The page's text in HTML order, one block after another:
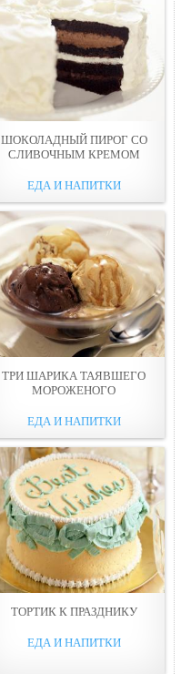
ШОКОЛАДНЫЙ ПИРОГ СО
СЛИВОЧНЫМ КРЕМОМ
ЕДА И НАПИТКИ
ТРИ ШАРИКА ТАЯВШЕГО
МОРОЖЕНОГО
ЕДА И НАПИТКИ
ТОРТИК К ПРАЗДНИКУ
ЕДА И НАПИТКИ